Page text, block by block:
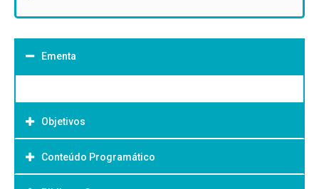
Ementa
Objetivos
Objetivo Geral:
Conteúdo Programático